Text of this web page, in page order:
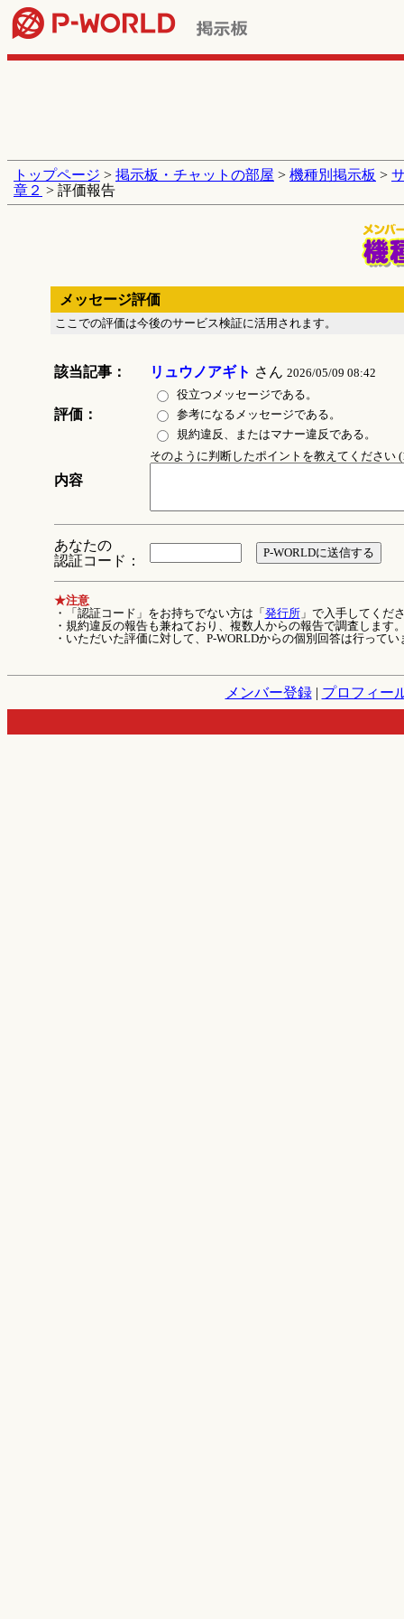
トップページ > 掲示板・チャットの部屋 > 機種別掲示板 >
章２ > 評価報告
メッセージ評価
ここでの評価は今後のサービス検証に活用されます。
該当記事： リュウノアギト さん 2026/05/09 08:42
評価：
役立つメッセージである。
参考になるメッセージである。
規約違反、またはマナー違反である。
内容
そのように判断したポイントを教えてください
あなたの
認証コード：
★注意
・「認証コード」をお持ちでない方は「 発行所」で入手してくだ
・規約違反の報告も兼ねており、複数人からの報告で調査します
・いただいた評価に対して、P-WORLDからの個別回答は行ってい
メンバー登録| プロフィー